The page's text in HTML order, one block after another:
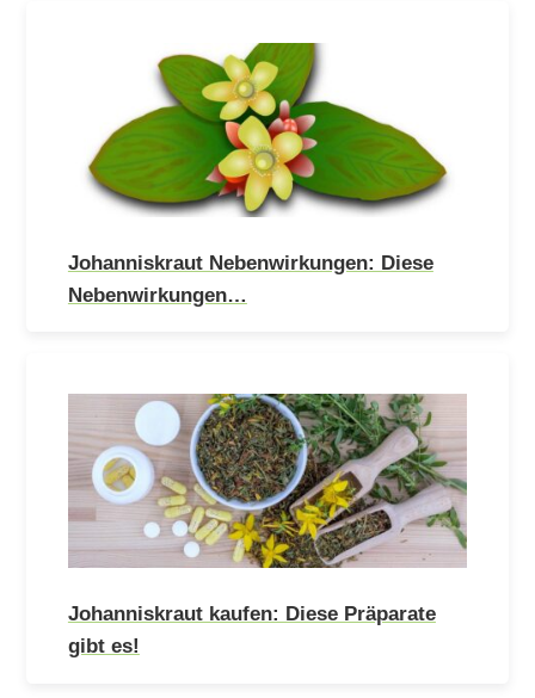
Johanniskraut Nebenwirkungen: Diese
Nebenwirkungen…
Johanniskraut kaufen: Diese Präparate
gibt es!